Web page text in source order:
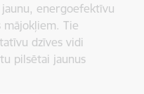
energoefektīvu
mājokļiem. Tie
dzīves vidi
pilsētai jaunus